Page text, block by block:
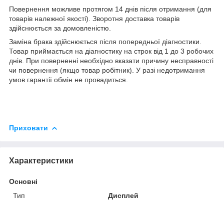
Повернення можливе протягом 14 днів після отримання (для
товарів належної якості). Зворотня доставка товарів
здійснюється за домовленістю.
Заміна брака здійснюється після попередньої діагностики.
Товар приймається на діагностику на строк від 1 до 3 робочих
днів. При поверненні необхідно вказати причину несправності
чи повернення (якщо товар робітник). У разі недотримання
умов гарантії обмін не провадиться.
Приховати
Характеристики
Основні
Тип
Дисплей